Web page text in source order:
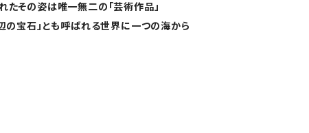
たその姿は唯一無二の「芸術作品」
辺の宝石」とも呼ばれる世界に一つの海から